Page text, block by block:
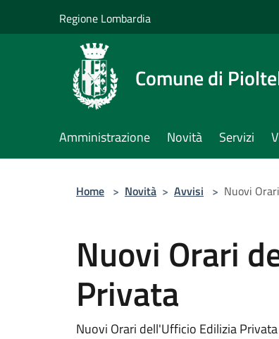
Regione Lombardia
Comune di
Amministrazione Novità Servizi
Home > Novità > Avvisi > Nuovi
Nuovi Orari
Privata
Nuovi Orari dell'Ufficio Edilizia Privata